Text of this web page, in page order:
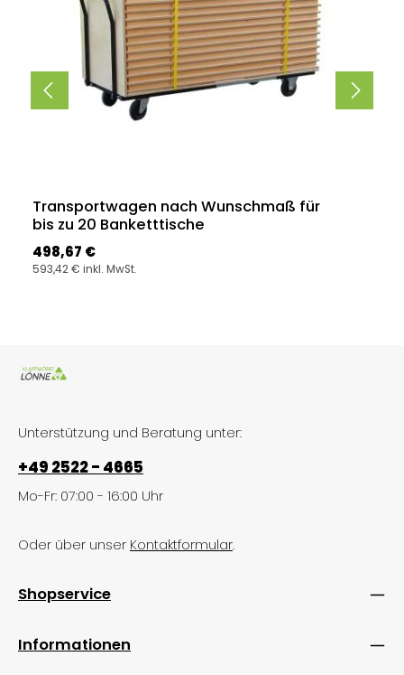
Transportwagen nach Wunschmaß für
bis zu 20 Banketttische
Regulärer Preis:
498,67 €
593,42 € inkl. MwSt.
Unterstützung und Beratung unter:
+49 2522 - 4665
Mo-Fr: 07:00 - 16:00 Uhr
Oder über unser Kontaktformular.
Shopservice
Informationen